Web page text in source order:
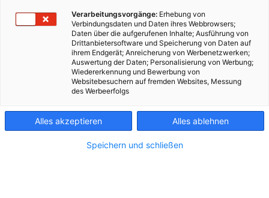
Impressum
Verarbeitungsvorgänge: Erhebung von
Verbindungsdaten und Daten ihres Webbrowsers;
Daten über die aufgerufenen Inhalte; Ausführung von
Drittanbietersoftware und Speicherung von Daten auf
ihrem Endgerät; Anreicherung von Werbenetzwerken;
Auswertung der Daten; Personalisierung von Werbung;
Wiedererkennung und Bewerbung von
Websitebesuchern auf fremden Websites, Messung
des Werbeerfolgs
Alles akzeptieren Alles ablehnen
Speichern und schließen